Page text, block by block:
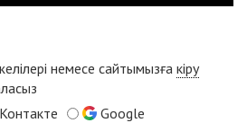
немесе сайтымызға кіру
Google